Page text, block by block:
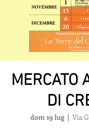
MERCATO
DI
dom 19 lug
  |
Via